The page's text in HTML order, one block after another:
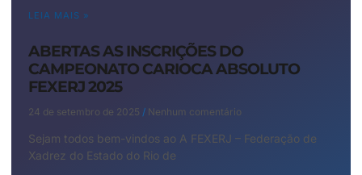
LEIA MAIS »
ABERTAS AS INSCRIÇÕES DO
CAMPEONATO CARIOCA ABSOLUTO
FEXERJ 2025
24 de setembro de 2025 Nenhum comentário
Sejam todos bem-vindos ao A FEXERJ – Federação de
Xadrez do Estado do Rio de